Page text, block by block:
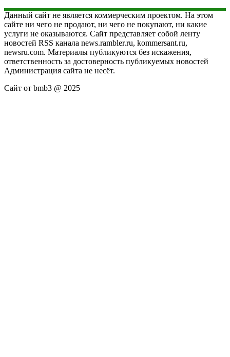
Данный сайт не является коммерческим проектом. На этом
сайте ни чего не продают, ни чего не покупают, ни какие
услуги не оказываются. Сайт представляет собой ленту
новостей RSS канала news.rambler.ru, kommersant.ru,
newsru.com. Материалы публикуются без искажения,
ответственность за достоверность публикуемых новостей
Администрация сайта не несёт.
Сайт от bmb3 @ 2025